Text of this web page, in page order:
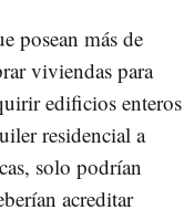
posean más de
viviendas para
edificios enteros
residencial a
solo podrían
acreditar